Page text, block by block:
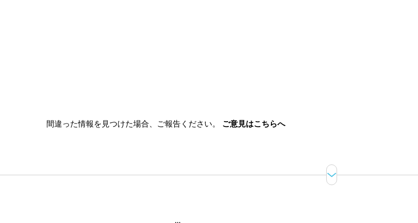
間違った情報を見つけた場合、ご報告ください。 ご意見はこちらへ